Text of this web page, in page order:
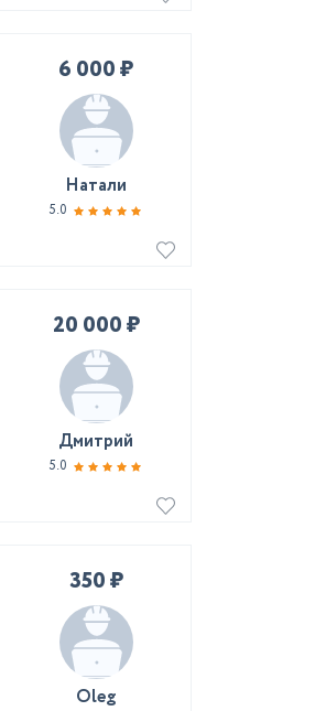
6 000 ₽
Натали
5.0
20 000 ₽
Дмитрий
5.0
350 ₽
Oleg